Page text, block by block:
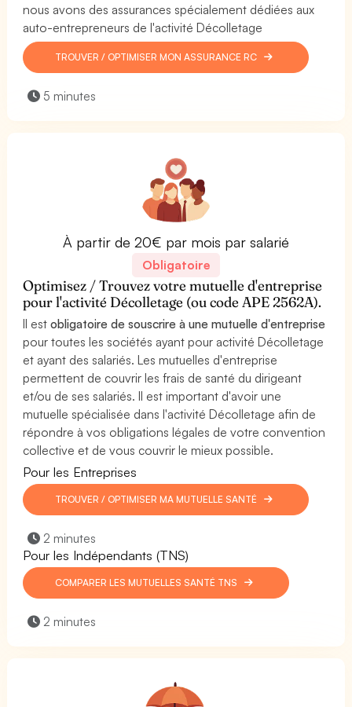
nous avons des assurances spécialement dédiées aux
auto-entrepreneurs de l'activité Décolletage
TROUVER / OPTIMISER MON ASSURANCE RC
5 minutes
À partir de 20€ par mois par salarié
Obligatoire
Optimisez / Trouvez votre mutuelle d'entreprise
pour l'activité Décolletage (ou code APE 2562A).
Il estobligatoire de souscrire à une mutuelle d'entreprise
pour toutes les sociétés ayant pour activité Décolletage
et ayant des salariés. Les mutuelles d'entreprise
permettent de couvrir les frais de santé du dirigeant
et/ou de ses salariés. Il est important d'avoir une
mutuelle spécialisée dans l'activité Décolletage afin de
répondre à vos obligations légales de votre convention
collective et de vous couvrir le mieux possible.
Pour les Entreprises
TROUVER / OPTIMISER MA MUTUELLE SANTÉ
2 minutes
Pour les Indépendants (TNS)
COMPARER LES MUTUELLES SANTÉ TNS
2 minutes